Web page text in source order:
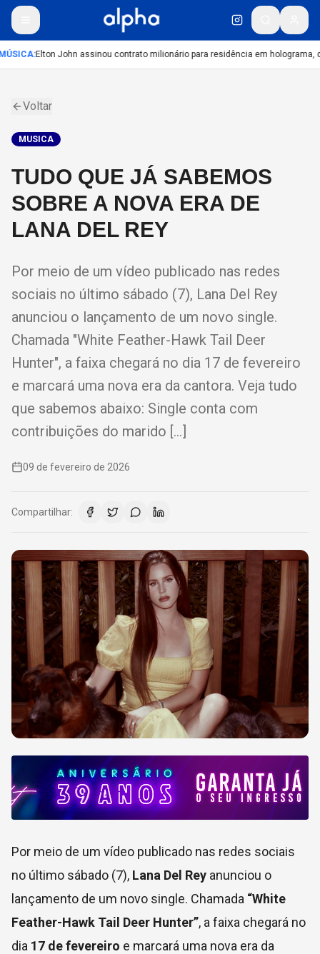
:Elton John assinou contrato milionário para residência em holograma,
Voltar
MUSICA
TUDO QUE JÁ SABEMOS
SOBRE A NOVA ERA DE
LANA DEL REY
Por meio de um vídeo publicado nas redes
sociais no último sábado (7), Lana Del Rey
anunciou o lançamento de um novo single.
Chamada "White Feather-Hawk Tail Deer
Hunter", a faixa chegará no dia 17 de fevereiro
e marcará uma nova era da cantora. Veja tudo
que sabemos abaixo: Single conta com
contribuições do marido […]
09 de fevereiro de 2026
Compartilhar:
Por meio de um vídeo publicado nas redes sociais
no último sábado (7), Lana Del Rey anunciou o
lançamento de um novo single. Chamada “White
Feather-Hawk Tail Deer Hunter”, a faixa chegará no
dia 17 de fevereiro e marcará uma nova era da